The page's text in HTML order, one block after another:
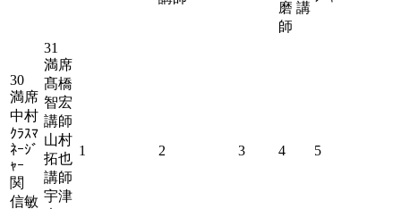
磨 講
師
30
満席
中村
ｸﾗｽﾏ
ﾈｰｼﾞ
ｬｰ
関
信敏
31
満席
髙橋
智宏
講師
山村
拓也
講師
宇津
1 2 3 4 5